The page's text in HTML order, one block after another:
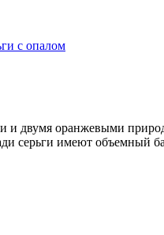
с опалом
и двумя оранжевыми
серьги имеют объемный